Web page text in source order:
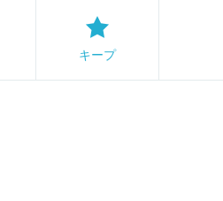
キープ